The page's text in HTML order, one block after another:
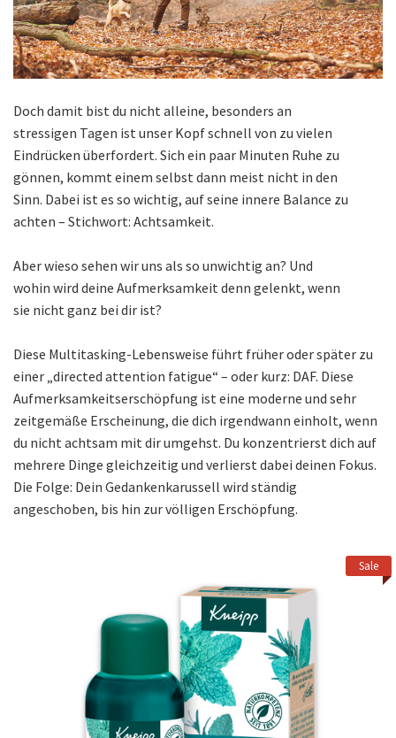
Doch damit bist du nicht alleine, besonders an
stressigen Tagen ist unser Kopf schnell von zu vielen
Eindrücken überfordert. Sich ein paar Minuten Ruhe zu
gönnen, kommt einem selbst dann meist nicht in den
Sinn. Dabei ist es so wichtig, auf seine innere Balance zu
achten – Stichwort: Achtsamkeit.
Aber wieso sehen wir uns als so unwichtig an? Und
wohin wird deine Aufmerksamkeit denn gelenkt, wenn
sie nicht ganz bei dir ist?
Diese Multitasking-Lebensweise führt früher oder später zu
einer „directed attention fatigue“ – oder kurz: DAF. Diese
Aufmerksamkeitserschöpfung ist eine moderne und sehr
zeitgemäße Erscheinung, die dich irgendwann einholt, wenn
du nicht achtsam mit dir umgehst. Du konzentrierst dich auf
mehrere Dinge gleichzeitig und verlierst dabei deinen Fokus.
Die Folge: Dein Gedankenkarussell wird ständig
angeschoben, bis hin zur völligen Erschöpfung.
Sale